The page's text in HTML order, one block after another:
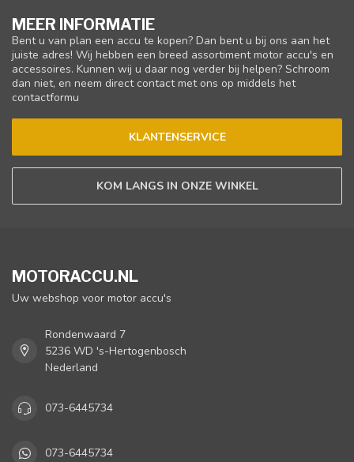
MEER INFORMATIE
Bent u van plan een accu te kopen? Dan bent u bij ons aan het
juiste adres! Wij hebben een breed assortiment motor accu's en
accessoires. Kunnen wij u daar nog verder bij helpen? Schroom
dan niet, en neem direct contact met ons op middels het
contactformu
KLANTENSERVICE
KOM LANGS IN ONZE WINKEL
MOTORACCU.NL
Uw webshop voor motor accu's
Rondenwaard 7
5236 WD 's-Hertogenbosch
Nederland
073-6445734
073-6445734